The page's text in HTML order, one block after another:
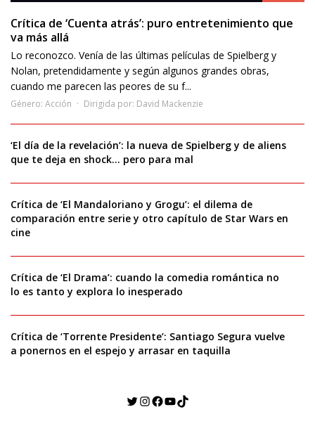
Crítica de ‘Cuenta atrás’: puro entretenimiento que
va más allá
Lo reconozco. Venía de las últimas películas de Spielberg y
Nolan, pretendidamente y según algunos grandes obras,
cuando me parecen las peores de su f...
Género: Acción Dirigida por: David Mackenzie
‘El día de la revelación’: la nueva de Spielberg y de aliens
que te deja en shock… pero para mal
Crítica de ‘El Mandaloriano y Grogu’: el dilema de
comparación entre serie y otro capítulo de Star Wars en
cine
Crítica de ‘El Drama’: cuando la comedia romántica no
lo es tanto y explora lo inesperado
Crítica de ‘Torrente Presidente’: Santiago Segura vuelve
a ponernos en el espejo y arrasar en taquilla
Twitter
Instagram
Facebook
YouTube
TikTok